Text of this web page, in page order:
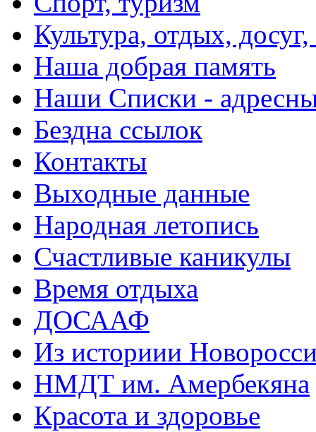
Культура, отдых,
Наша добрая память
Наши Списки -
Бездна ссылок
Контакты
Выходные данные
Народная летопись
Счастливые каникулы
Время отдыха
ДОСААФ
Из историии
НМДТ им. Амербекяна
Красота и здоровье